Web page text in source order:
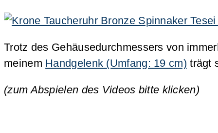
Trotz des Gehäusedurchmessers von
meinem Handgelenk (Umfang: 19 cm) trägt
(zum Abspielen des Videos bitte klicken)